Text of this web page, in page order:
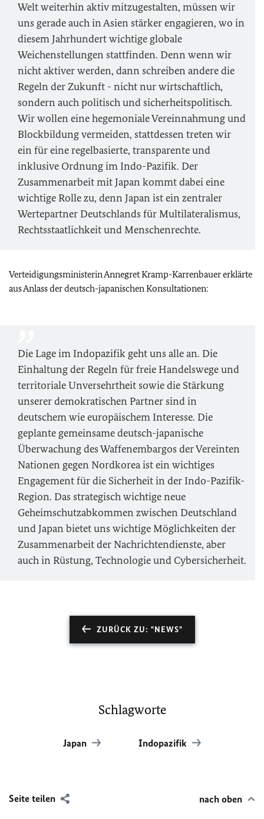
Welt weiterhin aktiv mitzugestalten, müssen wir
uns gerade auch in Asien stärker engagieren, wo in
diesem Jahrhundert wichtige globale
Weichenstellungen stattfinden. Denn wenn wir
nicht aktiver werden, dann schreiben andere die
Regeln der Zukunft - nicht nur wirtschaftlich,
sondern auch politisch und sicherheitspolitisch.
Wir wollen eine hegemoniale Vereinnahmung und
Blockbildung vermeiden, stattdessen treten wir
ein für eine regelbasierte, transparente und
inklusive Ordnung im Indo-Pazifik. Der
Zusammenarbeit mit Japan kommt dabei eine
wichtige Rolle zu, denn Japan ist ein zentraler
Wertepartner Deutschlands für Multilateralismus,
Rechtsstaatlichkeit und Menschenrechte.
Verteidigungsministerin Annegret Kramp-Karrenbauer erklärte
aus Anlass der deutsch-japanischen Konsultationen:
Die Lage im Indopazifik geht uns alle an. Die
Einhaltung der Regeln für freie Handelswege und
territoriale Unversehrtheit sowie die Stärkung
unserer demokratischen Partner sind in
deutschem wie europäischem Interesse. Die
geplante gemeinsame deutsch-japanische
Überwachung des Waffenembargos der Vereinten
Nationen gegen Nordkorea ist ein wichtiges
Engagement für die Sicherheit in der Indo-Pazifik-
Region. Das strategisch wichtige neue
Geheimschutzabkommen zwischen Deutschland
und Japan bietet uns wichtige Möglichkeiten der
Zusammenarbeit der Nachrichtendienste, aber
auch in Rüstung, Technologie und Cybersicherheit.
ZURÜCK ZU: "NEWS"
Schlagworte
Japan Indopazifik
Seite teilen nach oben